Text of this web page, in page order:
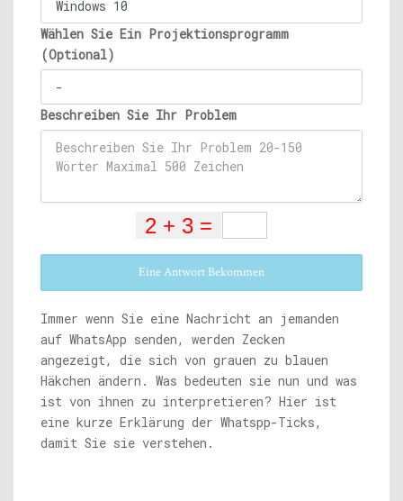
Wählen Sie Ein Projektionsprogramm
(Optional)
Beschreiben Sie Ihr Problem
Eine Antwort Bekommen
Immer wenn Sie eine Nachricht an jemanden
auf WhatsApp senden, werden Zecken
angezeigt, die sich von grauen zu blauen
Häkchen ändern. Was bedeuten sie nun und was
ist von ihnen zu interpretieren? Hier ist
eine kurze Erklärung der Whatspp-Ticks,
damit Sie sie verstehen.